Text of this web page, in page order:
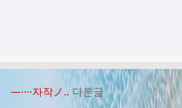
―····자작ノ.. 다른글